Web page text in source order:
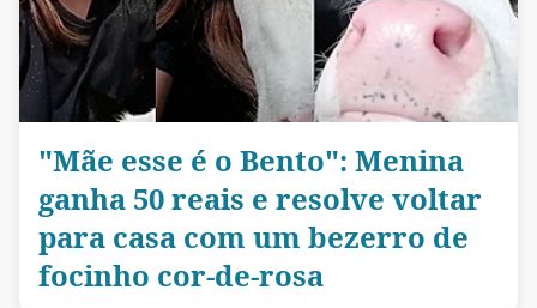
"Mãe esse é o Bento": Menina
ganha 50 reais e resolve voltar
para casa com um bezerro de
focinho cor-de-rosa